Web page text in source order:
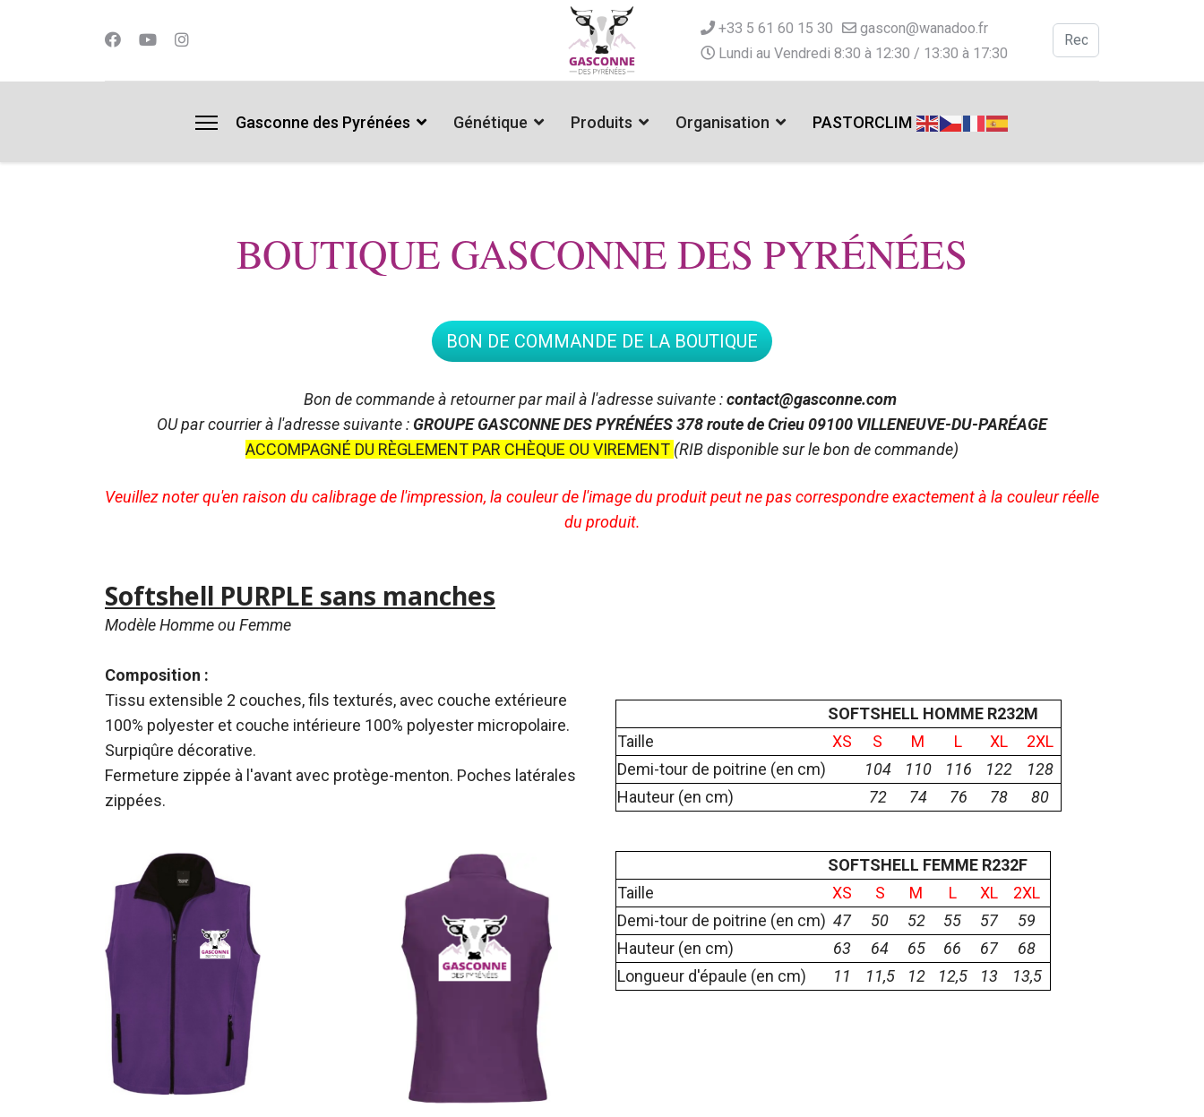
+33 5 61 60 15 30
gascon@wanadoo.fr
Lundi au Vendredi 8:30 à 12:30 / 13:30 à 17:30
Valider
Gasconne des Pyrénées Génétique Produits Organisation PASTORCLIM
BOUTIQUE GASCONNE DES PYRÉNÉES
BON DE COMMANDE DE LA BOUTIQUE
Bon de commande à retourner par mail à l'adresse suivante :contact@gasconne.com
OU par courrier à l'adresse suivante : GROUPE GASCONNE DES PYRÉNÉES 378 route de Crieu 09100 VILLENEUVE-DU-PARÉAGE
ACCOMPAGNÉ DU RÈGLEMENT PAR CHÈQUE OU VIREMENT (RIB disponible sur le bon de commande)
Veuillez noter qu'en raison du calibrage de l'impression, la couleur de l'image du produit peut ne pas correspondre exactement à la couleur réelle
du produit.
Softshell PURPLE sans manches
Modèle Homme ou Femme
Composition :
Tissu extensible 2 couches, fils texturés, avec couche extérieure
100% polyester et couche intérieure 100% polyester micropolaire.
Surpiqûre décorative.
Fermeture zippée à l'avant avec protège-menton. Poches latérales
zippées.
SOFTSHELL HOMME R232M
Taille
XS S M L XL
2XL
Demi-tour de poitrine (en cm)
104 110 116 122
128
Hauteur (en cm)
72 74 76 78 80
SOFTSHELL FEMME R232F
Taille
XS S M L XL
2XL
Demi-tour de poitrine (en cm) 47 50 52 55 57
59
Hauteur (en cm)
63 64 65 66 67
68
Longueur d'épaule (en cm)
11 11,5 12 12,5 13 13,5